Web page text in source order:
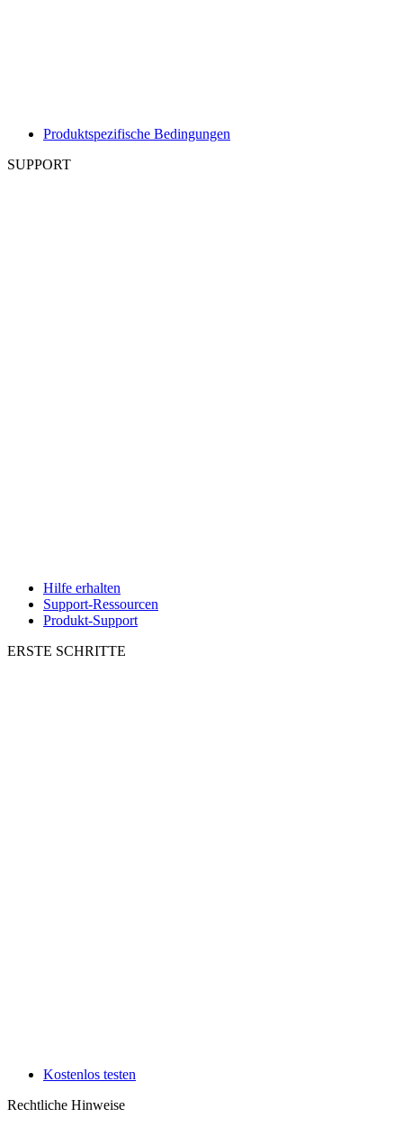
Produktspezifische Bedingungen
SUPPORT
Hilfe erhalten
Support-Ressourcen
Produkt-Support
ERSTE SCHRITTE
Kostenlos testen
Rechtliche Hinweise